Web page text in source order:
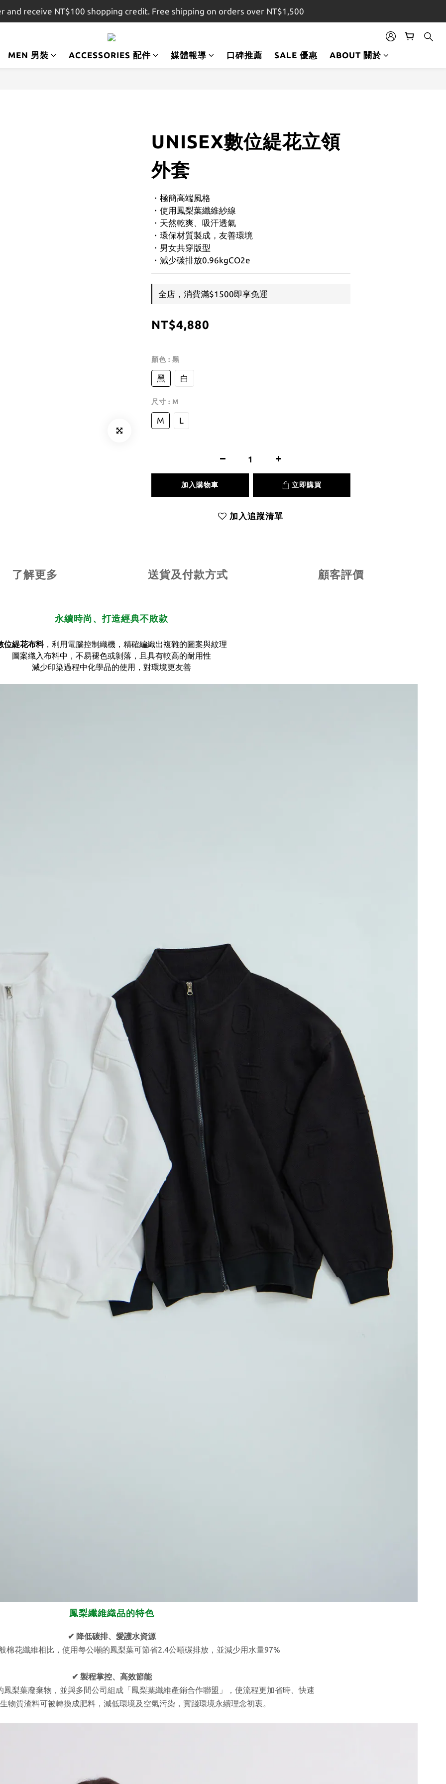
註冊會員即贈$100購物金，結帳金額滿$1,500即享免運
and receive NT$100 shopping credit. Free shipping on orders over NT$1,500
註冊會員即贈$100購物金，結帳金額滿$1,500即享免運
MEN 男裝 ACCESSORIES 配件 媒體報導 口碑推薦 SALE 優惠 ABOUT 關於
UNISEX數位緹花立領
外套
・極簡高端風格
・使用鳳梨葉纖維紗線
・天然乾爽、吸汗透氣
・環保材質製成，友善環境
・男女共穿版型
・減少碳排放0.96kgCO2e
全店，消費滿$1500即享免運
NT$4,880
顏色 : 黑
黑 白
尺寸 : M
M L
加入購物車 立即購買
加入追蹤清單
了解更多 送貨及付款方式 顧客評價
永續時尚、打造經典不敗款
位緹花布料，利用電腦控制織機，精確編織出複雜的圖案與紋理
圖案織入布料中，不易褪色或剝落，且具有較高的耐用性
減少印染過程中化學品的使用，對環境更友善
鳳梨纖維織品的特色
✔ 降低碳排、愛護水資源
棉花纖維相比，使用每公噸的鳳梨葉可節省2.4公噸碳排放，並減少用水量97%
✔ 製程掌控、高效節能
鳳梨葉廢棄物，並與多間公司組成「鳳梨葉纖維產銷合作聯盟」，使流程更加省時、快速
物質渣料可被轉換成肥料，減低環境及空氣污染，實踐環境永續理念初衷。